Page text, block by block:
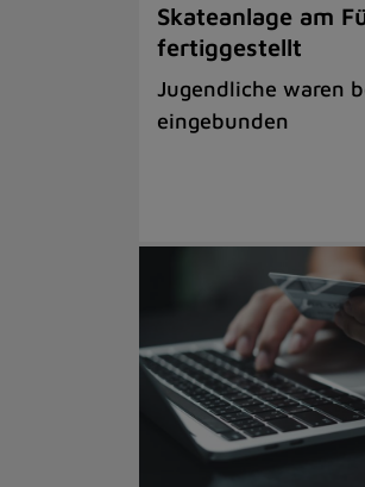
Skateanlage am
fertiggestellt
Jugendliche waren
eingebunden